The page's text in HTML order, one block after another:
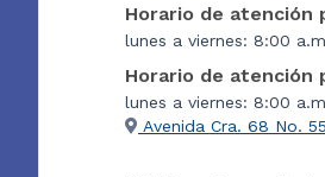
Horario de atención
lunes a viernes: 8:00
Horario de atención
lunes a viernes: 8:00
Avenida Cra. 68 No.